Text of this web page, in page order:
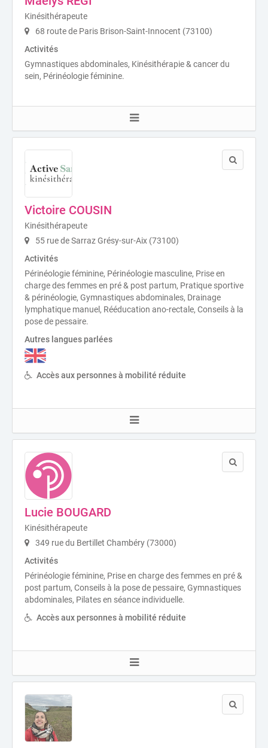
Kinésithérapeute
68 route de Paris Brison-Saint-Innocent (73100)
Activités
Gymnastiques abdominales, Kinésithérapie & cancer du
sein, Périnéologie féminine.
Victoire COUSIN
Kinésithérapeute
55 rue de Sarraz Grésy-sur-Aix (73100)
Activités
Périnéologie féminine, Périnéologie masculine, Prise en
charge des femmes en pré & post partum, Pratique sportive
& périnéologie, Gymnastiques abdominales, Drainage
lymphatique manuel, Rééducation ano-rectale, Conseils à la
pose de pessaire.
Autres langues parlées
Accès aux personnes à mobilité réduite
Lucie BOUGARD
Kinésithérapeute
349 rue du Bertillet Chambéry (73000)
Activités
Périnéologie féminine, Prise en charge des femmes en pré &
post partum, Conseils à la pose de pessaire, Gymnastiques
abdominales, Pilates en séance individuelle.
Accès aux personnes à mobilité réduite